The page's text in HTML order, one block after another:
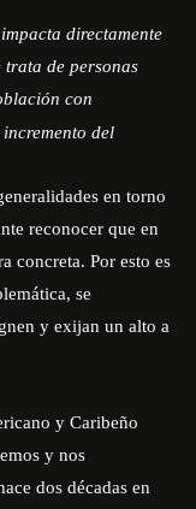
directamente
de personas
con
del
en torno
reconocer que en
concreta. Por esto es
se
y exijan un alto a
y Caribeño
y nos
dos décadas en